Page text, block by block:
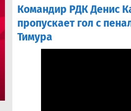
Командир РДК Денис
пропускает гол с
Тимура